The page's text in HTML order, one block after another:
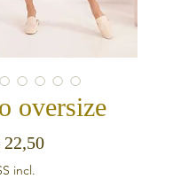
oversize
normal
22,50Preço promocional
incl.